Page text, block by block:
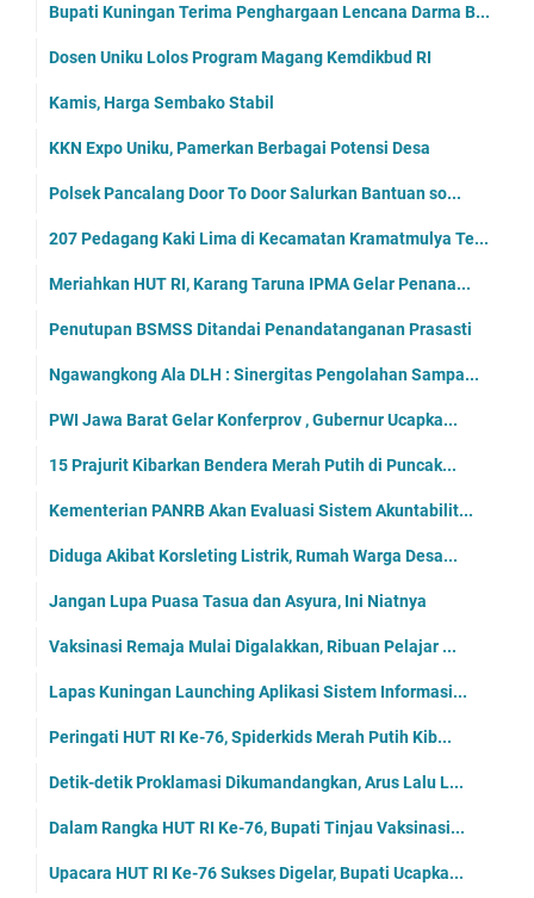
Bupati Kuningan Terima Penghargaan Lencana Darma B...
Dosen Uniku Lolos Program Magang Kemdikbud RI
Kamis, Harga Sembako Stabil
KKN Expo Uniku, Pamerkan Berbagai Potensi Desa
Polsek Pancalang Door To Door Salurkan Bantuan so...
207 Pedagang Kaki Lima di Kecamatan Kramatmulya Te...
Meriahkan HUT RI, Karang Taruna IPMA Gelar Penana...
Penutupan BSMSS Ditandai Penandatanganan Prasasti
Ngawangkong Ala DLH : Sinergitas Pengolahan Sampa...
PWI Jawa Barat Gelar Konferprov , Gubernur Ucapka...
15 Prajurit Kibarkan Bendera Merah Putih di Puncak...
Kementerian PANRB Akan Evaluasi Sistem Akuntabilit...
Diduga Akibat Korsleting Listrik, Rumah Warga Desa...
Jangan Lupa Puasa Tasua dan Asyura, Ini Niatnya
Vaksinasi Remaja Mulai Digalakkan, Ribuan Pelajar ...
Lapas Kuningan Launching Aplikasi Sistem Informasi...
Peringati HUT RI Ke-76, Spiderkids Merah Putih Kib...
Detik-detik Proklamasi Dikumandangkan, Arus Lalu L...
Dalam Rangka HUT RI Ke-76, Bupati Tinjau Vaksinasi...
Upacara HUT RI Ke-76 Sukses Digelar, Bupati Ucapka...